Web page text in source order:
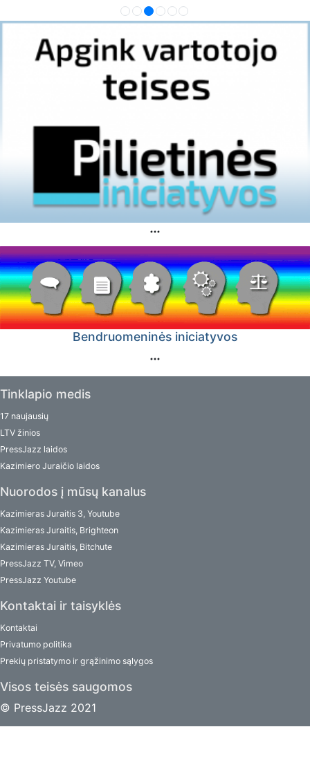
Bendruomeninės iniciatyvos
Tinklapio medis
17 naujausių
LTV žinios
PressJazz laidos
Kazimiero Juraičio laidos
Nuorodos į mūsų kanalus
Kazimieras Juraitis 3, Youtube
Kazimieras Juraitis, Brighteon
Kazimieras Juraitis, Bitchute
PressJazz TV, Vimeo
PressJazz Youtube
Kontaktai ir taisyklės
Kontaktai
Privatumo politika
Prekių pristatymo ir grąžinimo sąlygos
Visos teisės saugomos
© PressJazz 2021